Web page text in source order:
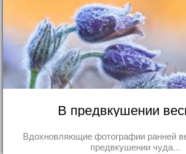
В предвкушении
Вдохновляющие фотографии ранней
предвкушении чуда...